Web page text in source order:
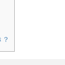
？